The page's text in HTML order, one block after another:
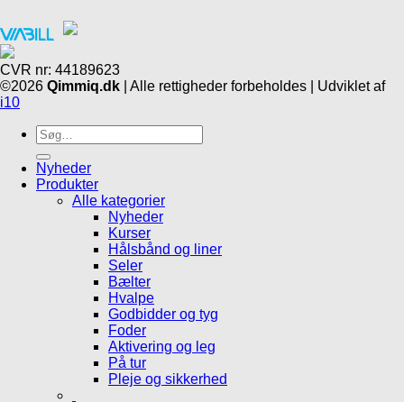
CVR nr: 44189623
©2026 Qimmiq.dk | Alle rettigheder forbeholdes | Udviklet af
i10
Søg
efter:
Nyheder
Produkter
Alle kategorier
Nyheder
Kurser
Hålsbånd og liner
Seler
Bælter
Hvalpe
Godbidder og tyg
Foder
Aktivering og leg
På tur
Pleje og sikkerhed